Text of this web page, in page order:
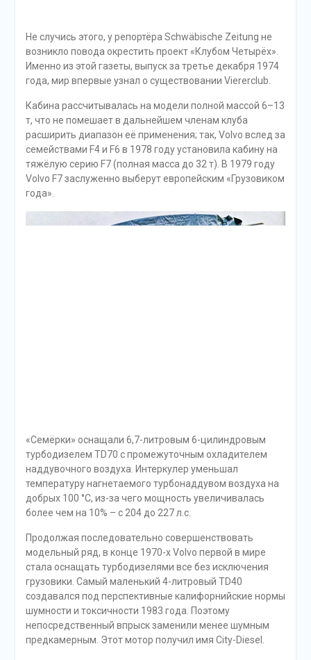
Не случись этого, у репортёра Schwäbische Zeitung не
возникло повода окрестить проект «Клубом Четырёх».
Именно из этой газеты, выпуск за третье декабря 1974
года, мир впервые узнал о существовании Viererclub.
Кабина рассчитывалась на модели полной массой 6–13
т, что не помешает в дальнейшем членам клуба
расширить диапазон её применения; так, Volvo вслед за
семействами F4 и F6 в 1978 году установила кабину на
тяжёлую серию F7 (полная масса до 32 т). В 1979 году
Volvo F7 заслуженно выберут европейским «Грузовиком
года».
«Семёрки» оснащали 6,7-литровым 6-цилиндровым
турбодизелем TD70 с промежуточным охладителем
наддувочного воздуха. Интеркулер уменьшал
температуру нагнетаемого турбонаддувом воздуха на
добрых 100 °С, из-за чего мощность увеличивалась
более чем на 10% – с 204 до 227 л.с.
Продолжая последовательно совершенствовать
модельный ряд, в конце 1970-х Volvo первой в мире
стала оснащать турбодизелями все без исключения
грузовики. Самый маленький 4-литровый TD40
создавался под перспективные калифорнийские нормы
шумности и токсичности 1983 года. Поэтому
непосредственный впрыск заменили менее шумным
предкамерным. Этот мотор получил имя City-Diesel.